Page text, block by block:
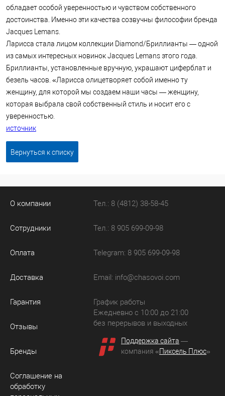
обладает особой уверенностью и чувством собственного
достоинства. Именно эти качества созвучны философии бренда
Jacques Lemans.
Ларисса стала лицом коллекции Diamond/Бриллианты — одной
из самых интересных новинок Jacques Lemans этого года.
Бриллианты, установленные вручную, украшают циферблат и
безель часов. «Ларисса олицетворяет собой именно ту
женщину, для которой мы создаем наши часы — женщину,
которая выбрала свой собственный стиль и носит его с
уверенностью.
источник
Вернуться к списку
О компании
Сотрудники
Оплата
Доставка
Гарантия
Отзывы
Бренды
Соглашение на
обработку
Тел.: 8 (4812) 38-58-45
Тел.: 8 905 699-09-98
Telegram: 8 905 699-09-98
Email: info@chasovoi.com
График работы
Ежедневно с 10:00 до 21:00
без перерывов и выходных
Поддержка сайта —
компания «Пиксель Плюс»